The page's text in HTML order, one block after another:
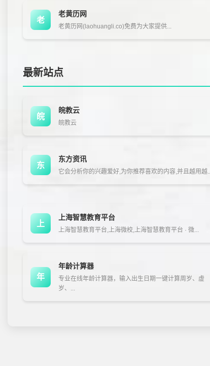
老
老黄历网
老黄历网(laohuangli.co)免费为大家提供...
最新站点
皖
皖教云
皖教云
东
东方资讯
它会分析你的兴趣爱好,为你推荐喜欢的内容,并且越用越
上
上海智慧教育平台
上海智慧教育平台,上海微校,上海智慧教育平台 · 微...
年
年龄计算器
专业在线年龄计算器，输入出生日期一键计算周岁、虚
岁、...